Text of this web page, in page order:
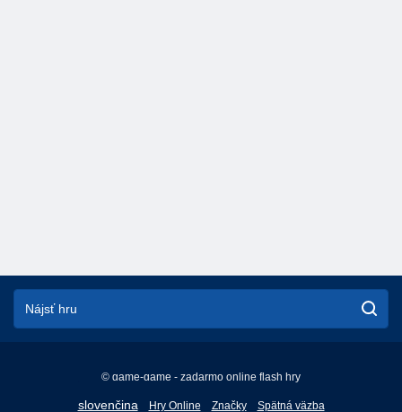
© game-game - zadarmo online flash hry
slovenčina
English
Hry Online Značky Spätná väzba